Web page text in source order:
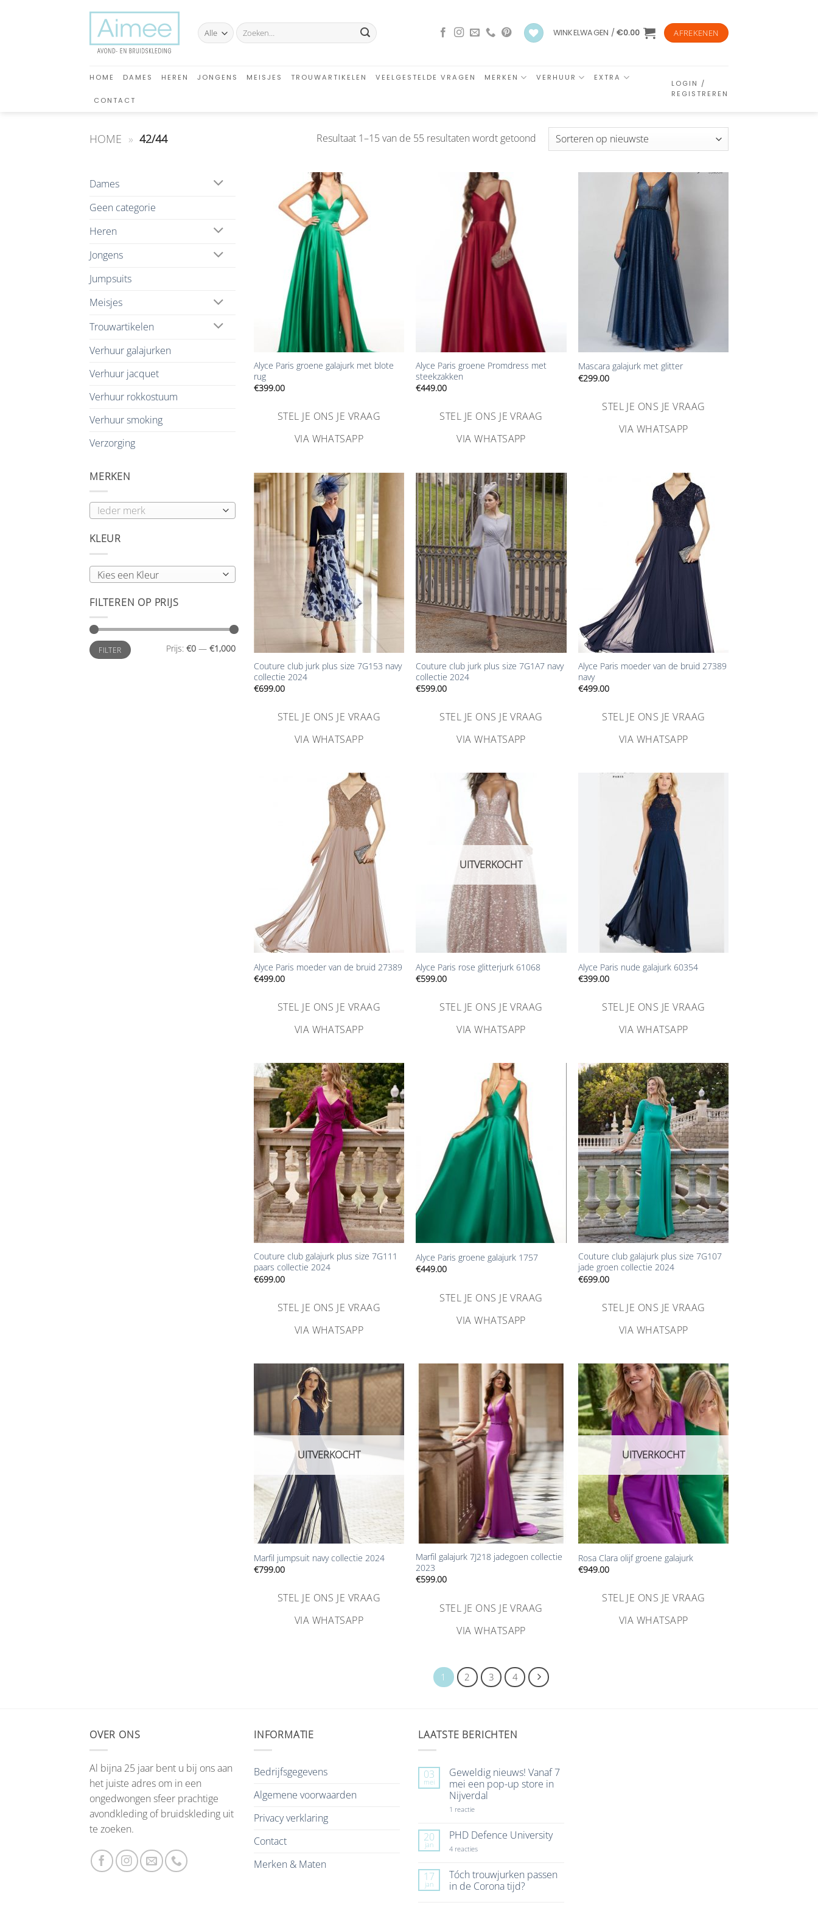
Zoeken
naar:
WINKELWAGEN /€0.00 AFREKENEN
HOME DAMES HEREN JONGENS MEISJES TROUWARTIKELEN VEELGESTELDE VRAGEN MERKEN VERHUUR EXTRA
CONTACT
LOGIN /
REGISTREREN
HOME » 42/44 Resultaat 1–15 van de 55 resultaten wordt getoond Gesorteerd
Dames
Geen categorie
Heren
Jongens
Jumpsuits
Meisjes
Trouwartikelen
Verhuur galajurken
Verhuur jacquet
Verhuur rokkostuum
Verhuur smoking
Verzorging
MERKEN
KLEUR
Kies een Kleur
FILTEREN OP PRIJS
Min.
prijs
Max.
prijsFILTER Prijs: €0 — €1,000
verlanglijst
toevoegen
Alyce Paris groene galajurk met blote
rug
€399.00
STEL JE ONS JE VRAAG
VIA WHATSAPP
Alyce Paris groene Promdress met
steekzakken
€449.00
STEL JE ONS JE VRAAG
VIA WHATSAPP
Mascara galajurk met glitter
€299.00
STEL JE ONS JE VRAAG
VIA WHATSAPP
Aan
verlanglijst
toevoegen
Couture club jurk plus size 7G153 navy
collectie 2024
€699.00
STEL JE ONS JE VRAAG
VIA WHATSAPP
Aan
verlanglijst
toevoegen
+
Couture club jurk plus size 7G1A7 navy
collectie 2024
€599.00
STEL JE ONS JE VRAAG
VIA WHATSAPP
Aan
verlanglijst
toevoegen
+
Alyce Paris moeder van de bruid 27389
navy
€499.00
STEL JE ONS JE VRAAG
VIA WHATSAPP
Aan
verlanglijst
toevoegen
+
Alyce Paris moeder van de bruid 27389
€499.00
STEL JE ONS JE VRAAG
VIA WHATSAPP
toevoegen
UITVERKOCHT
Alyce Paris rose glitterjurk 61068
€599.00
STEL JE ONS JE VRAAG
VIA WHATSAPP
Alyce Paris nude galajurk 60354
€399.00
STEL JE ONS JE VRAAG
VIA WHATSAPP
Aan
verlanglijst
toevoegen
+
Couture club galajurk plus size 7G111
paars collectie 2024
€699.00
STEL JE ONS JE VRAAG
VIA WHATSAPP
verlanglijst
toevoegen
Alyce Paris groene galajurk 1757
€449.00
STEL JE ONS JE VRAAG
VIA WHATSAPP
Aan
verlanglijst
toevoegen
+
Couture club galajurk plus size 7G107
jade groen collectie 2024
€699.00
STEL JE ONS JE VRAAG
VIA WHATSAPP
verlanglijst
toevoegen
+
UITVERKOCHT
Marfil jumpsuit navy collectie 2024
€799.00
STEL JE ONS JE VRAAG
VIA WHATSAPP
toevoegen
Marfil galajurk 7J218 jadegoen collectie
2023
€599.00
STEL JE ONS JE VRAAG
VIA WHATSAPP
Aan
verlanglijst
toevoegen
+
UITVERKOCHT
Rosa Clara olijf groene galajurk
€949.00
STEL JE ONS JE VRAAG
VIA WHATSAPP
1 2 3 4
OVER ONS
Al bijna 25 jaar bent u bij ons aan
het juiste adres om in een
ongedwongen sfeer prachtige
avondkleding of bruidskleding uit
te zoeken.
INFORMATIE
Bedrijfsgegevens
Algemene voorwaarden
Privacy verklaring
Contact
Merken & Maten
LAATSTE BERICHTEN
03
mei
Geweldig nieuws! Vanaf 7
mei een pop-up store in
Nijverdal
1 reactieop
Vanaf
7
mei
up
store
in
20
jan
PHD Defence University
4 reactiesop
University
17
jan
Tóch trouwjurken passen
in de Corona tijd?